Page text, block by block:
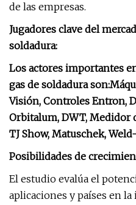
de las empresas.
Jugadores clave del
soldadura:
Los actores importantes
gas de soldadura son:
Visión, Controles Entron,
Orbitalum, DWT, Medidor
TJ Show, Matuschek,
Posibilidades de
El estudio evalúa el
aplicaciones y países en